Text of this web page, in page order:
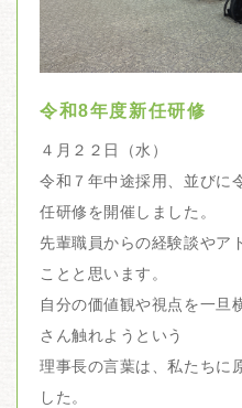
令和8年度新任研修
４月２２日（水）
令和７年中途採用、並びに
任研修を開催しました。
先輩職員からの経験談やア
ことと思います。
自分の価値観や視点を一旦
さん触れようという
理事長の言葉は、私たちに
した。